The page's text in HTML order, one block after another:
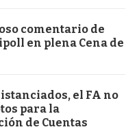
comentario de
en plena Cena de
el FA no
para la
de Cuentas